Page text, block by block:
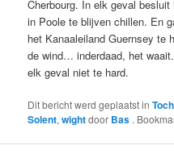
Cherbourg. In elk geval
in Poole te blijven chillen. En
het Kanaaleiland Guernsey te
de wind… inderdaad, het
elk geval niet te hard.
Dit bericht werd geplaatst in
Solent,wightdoor Bas .